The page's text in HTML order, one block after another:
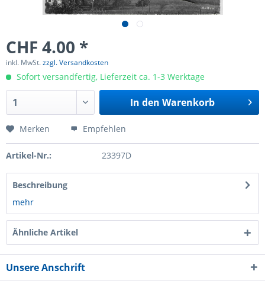
CHF 4.00 *
inkl. MwSt.zzgl. Versandkosten
Sofort versandfertig, Lieferzeit ca. 1-3 Werktage
In den Warenkorb
Merken Empfehlen
Artikel-Nr.: 23397D
Beschreibung
mehr
Ähnliche Artikel
Unsere Anschrift